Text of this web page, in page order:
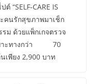
“SELF-CARE IS
ะคนรักสุขภาพมาเช็ก
ด้วยแพ็กเกจตรวจ
พาะทางกว่า 70
เพียง 2,900 บาท